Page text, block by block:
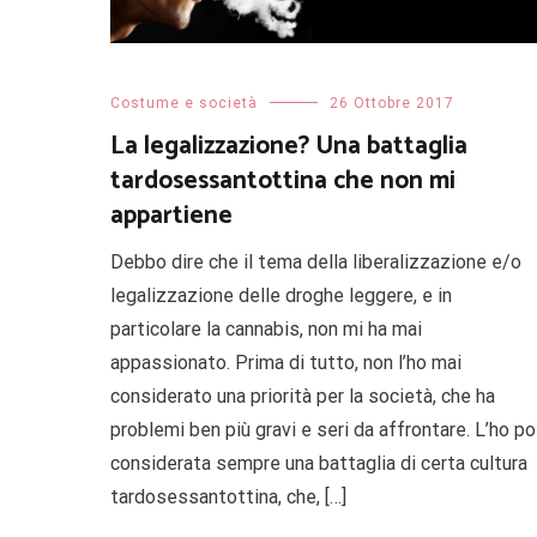
Costume e società 26 Ottobre 2017
La legalizzazione? Una battaglia
tardosessantottina che non mi
appartiene
Debbo dire che il tema della liberalizzazione e/o
legalizzazione delle droghe leggere, e in
particolare la cannabis, non mi ha mai
appassionato. Prima di tutto, non l’ho mai
considerato una priorità per la società, che ha
problemi ben più gravi e seri da affrontare. L’ho
considerata sempre una battaglia di certa cultura
tardosessantottina, che, […]